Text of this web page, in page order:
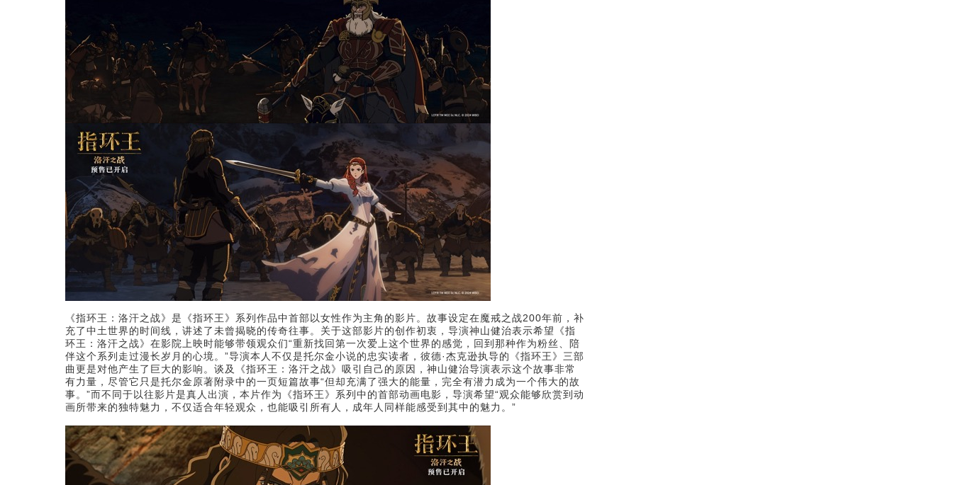
《指环王：洛汗之战》是《指环王》系列作品中首部以女性作为主角的影片。故事设定在魔戒之战200年前，补
充了中土世界的时间线，讲述了未曾揭晓的传奇往事。关于这部影片的创作初衷，导演神山健治表示希望《指
环王：洛汗之战》在影院上映时能够带领观众们“重新找回第一次爱上这个世界的感觉，回到那种作为粉丝、陪
伴这个系列走过漫长岁月的心境。”导演本人不仅是托尔金小说的忠实读者，彼德·杰克逊执导的《指环王》三部
曲更是对他产生了巨大的影响。谈及《指环王：洛汗之战》吸引自己的原因，神山健治导演表示这个故事非常
有力量，尽管它只是托尔金原著附录中的一页短篇故事“但却充满了强大的能量，完全有潜力成为一个伟大的故
事。”而不同于以往影片是真人出演，本片作为《指环王》系列中的首部动画电影，导演希望“观众能够欣赏到动
画所带来的独特魅力，不仅适合年轻观众，也能吸引所有人，成年人同样能感受到其中的魅力。”